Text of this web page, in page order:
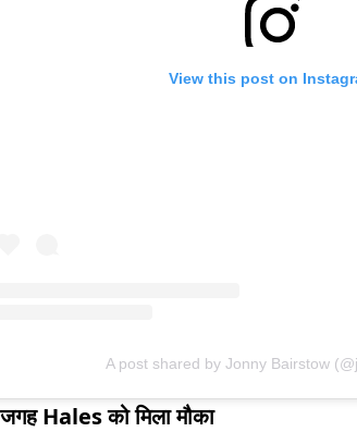
View this post on
A post shared by Jonny Bairstow
Hales को मिला मौका